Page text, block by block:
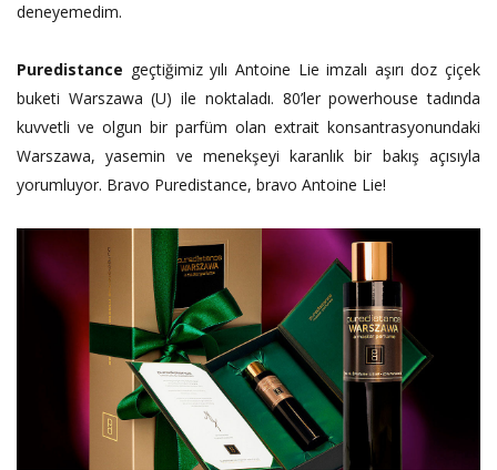
deneyemedim.
Puredistance geçtiğimiz yılı Antoine Lie imzalı aşırı doz çiçek
buketi Warszawa (U) ile noktaladı. 80’ler powerhouse tadında
kuvvetli ve olgun bir parfüm olan extrait konsantrasyonundaki
Warszawa, yasemin ve menekşeyi karanlık bir bakış açısıyla
yorumluyor. Bravo Puredistance, bravo Antoine Lie!